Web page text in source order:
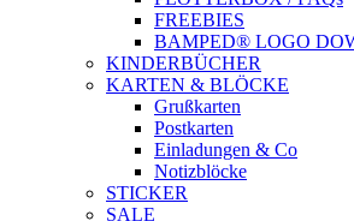
FREEBIES
BAMPED® LOGO
KINDERBÜCHER
KARTEN & BLÖCKE
Grußkarten
Postkarten
Einladungen & Co
Notizblöcke
STICKER
SALE